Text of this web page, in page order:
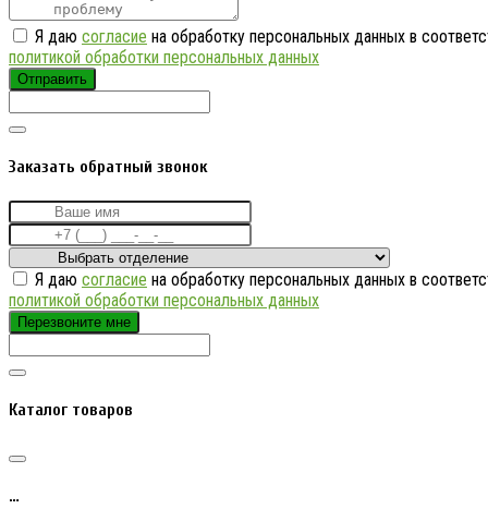
Я даю согласие на обработку персональных данных в
политикой обработки персональных данных
Отправить
Заказать обратный звонок
Я даю согласие на обработку персональных данных в
политикой обработки персональных данных
Перезвоните мне
Каталог товаров
…